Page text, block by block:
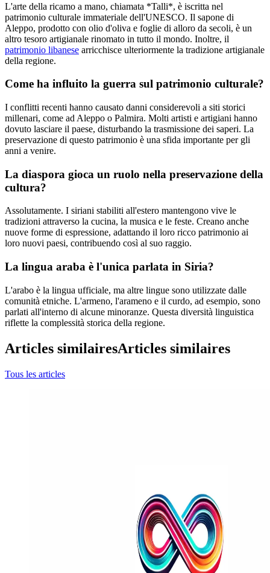
L'arte della ricamo a mano, chiamata *Talli*, è iscritta nel
patrimonio culturale immateriale dell'UNESCO. Il sapone di
Aleppo, prodotto con olio d'oliva e foglie di alloro da secoli, è un
altro tesoro artigianale rinomato in tutto il mondo. Inoltre, il
patrimonio libanese arricchisce ulteriormente la tradizione artigianale
della regione.
Come ha influito la guerra sul patrimonio culturale?
I conflitti recenti hanno causato danni considerevoli a siti storici
millenari, come ad Aleppo o Palmira. Molti artisti e artigiani hanno
dovuto lasciare il paese, disturbando la trasmissione dei saperi. La
preservazione di questo patrimonio è una sfida importante per gli
anni a venire.
La diaspora gioca un ruolo nella preservazione della
cultura?
Assolutamente. I siriani stabiliti all'estero mantengono vive le
tradizioni attraverso la cucina, la musica e le feste. Creano anche
nuove forme di espressione, adattando il loro ricco patrimonio ai
loro nuovi paesi, contribuendo così al suo raggio.
La lingua araba è l'unica parlata in Siria?
L'arabo è la lingua ufficiale, ma altre lingue sono utilizzate dalle
comunità etniche. L'armeno, l'arameno e il curdo, ad esempio, sono
parlati all'interno di alcune minoranze. Questa diversità linguistica
riflette la complessità storica della regione.
Articles similairesArticles similaires
Tous les articles